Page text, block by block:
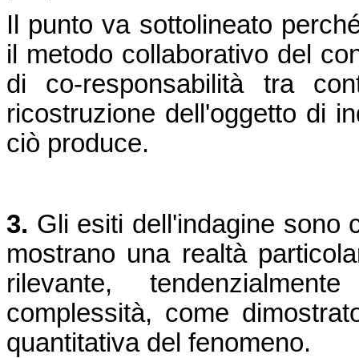
Il punto va sottolineato
il metodo collaborativo del
di co-responsabilità tra
ricostruzione dell'oggetto di
ciò produce.
3. Gli esiti dell'indagine sono
mostrano una realtà
rilevante,
complessità, come
quantitativa del fenomeno.